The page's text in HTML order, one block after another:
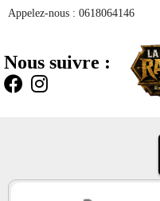
Appelez-nous : 0618064146
Nous suivre :